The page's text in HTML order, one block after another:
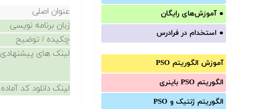
● آموزش‌های رایگان
● استخدام در فرادرس
آموزش الگوریتم PSO
الگوریتم PSO باینری
الگوریتم ژنتیک و PSO
عنوان اصلی
زبان برنامه نویسی
چکیده / توضیح
لینک های پیشنهادی
لینک دانلود کد آماده